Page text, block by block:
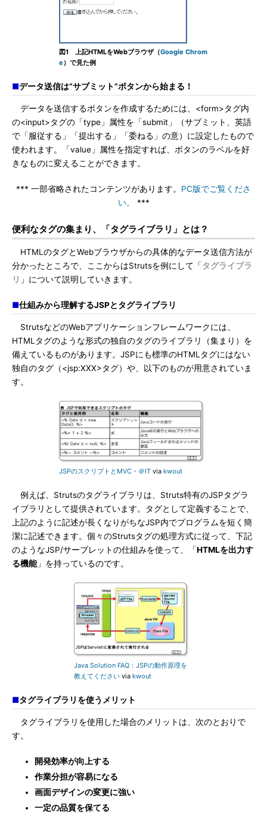
図1 上記HTMLをWebブラウザ（Google Chrom
e）で見た例
■データ送信は“サブミット”ボタンから始まる！
データを送信するボタンを作成するためには、<form>タグ内
の<input>タグの「type」属性を「submit」（サブミット、英語
で「服従する」「提出する」「委ねる」の意）に設定したもので
使われます。「value」属性を指定すれば、ボタンのラベルを好
きなものに変えることができます。
*** 一部省略されたコンテンツがあります。 PC版でご覧くださ
い。
***
便利なタグの集まり、「タグライブラリ」とは？
HTMLのタグとWebブラウザからの具体的なデータ送信方法が
分かったところで、ここからはStrutsを例にして「タグライブラ
リ 」について説明していきます。
■仕組みから理解するJSPとタグライブラリ
StrutsなどのWebアプリケーションフレームワークには、
HTMLタグのような形式の独自のタグのライブラリ（集まり）を
備えているものがあります。JSPにも標準のHTMLタグにはない
独自のタグ（<jsp:XXX>タグ）や、以下のものが用意されていま
す。
JSPのスクリプトとMVC - ＠IT via kwout
例えば、Strutsのタグライブラリは、Struts特有のJSPタグラ
イブラリとして提供されています。タグとして定義することで、
上記のように記述が長くなりがちなJSP内でプログラムを短く簡
潔に記述できます。個々のStrutsタグの処理方式に従って、下記
のようなJSP/サーブレットの仕組みを使って、「HTMLを出力す
る機能」を持っているのです。
Java Solution FAQ：JSPの動作原理を
教えてください via kwout
■タグライブラリを使うメリット
タグライブラリを使用した場合のメリットは、次のとおりで
す。
開発効率が向上する
作業分担が容易になる
画面デザインの変更に強い
一定の品質を保てる